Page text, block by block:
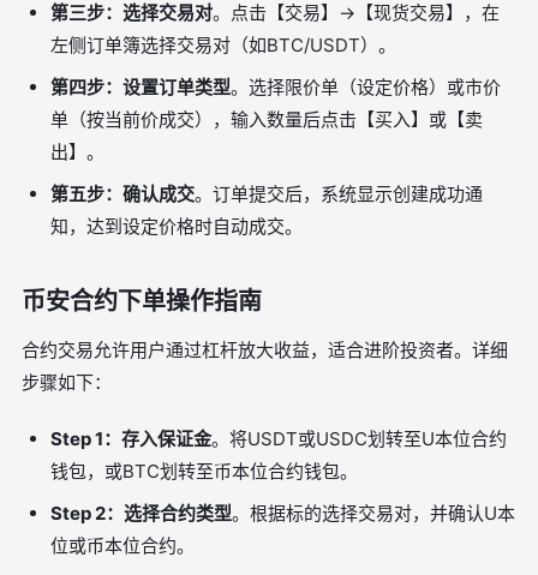
第三步：选择交易对。点击【交易】→【现货交易】，在
左侧订单簿选择交易对（如BTC/USDT）。
第四步：设置订单类型。选择限价单（设定价格）或市价
单（按当前价成交），输入数量后点击【买入】或【卖
出】。
第五步：确认成交。订单提交后，系统显示创建成功通
知，达到设定价格时自动成交。
币安合约下单操作指南
合约交易允许用户通过杠杆放大收益，适合进阶投资者。详细
步骤如下：
Step 1：存入保证金。将USDT或USDC划转至U本位合约
钱包，或BTC划转至币本位合约钱包。
Step 2：选择合约类型。根据标的选择交易对，并确认U本
位或币本位合约。